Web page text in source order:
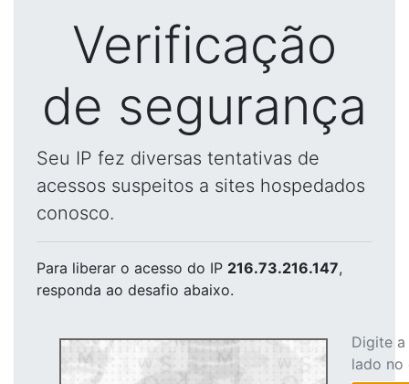
Verificação
de segurança
Seu IP fez diversas tentativas de
acessos suspeitos a sites hospedados
conosco.
Para liberar o acesso do IP 216.73.216.147,
responda ao desafio abaixo.
Digite
lado no